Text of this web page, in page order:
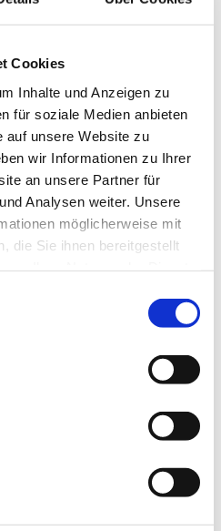
Cookies
Inhalte und Anzeigen zu
für soziale Medien anbieten
auf unsere Website zu
wir Informationen zu Ihrer
an unsere Partner für
Analysen weiter. Unsere
möglicherweise mit
die Sie ihnen bereitgestellt
luden das
Gemeinde
Hanau,
Stadt Hanau, das
ein.